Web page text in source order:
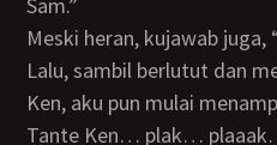
Meski heran, kujawab
Lalu, sambil berlutut dan mengentot memek Tante
Ken, aku pun mulai
Tante Ken… plak…